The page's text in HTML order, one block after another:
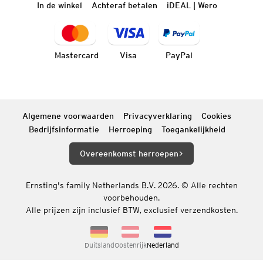
In de winkel Achteraf betalen iDEAL | Wero
Mastercard Visa PayPal
Algemene voorwaarden Privacyverklaring
Cookies
Bedrijfsinformatie
Herroeping Toegankelijkheid
Overeenkomst herroepen
Ernsting's family Netherlands B.V. 2026. © Alle rechten
voorbehouden.
Alle prijzen zijn inclusief BTW, exclusief verzendkosten.
DuitslandOostenrijkNederland